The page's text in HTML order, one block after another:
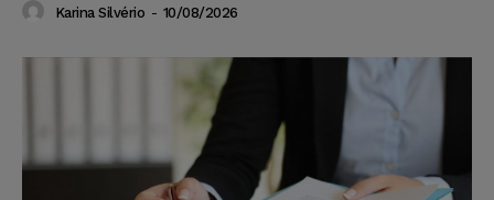
Karina Silvério - 10/08/2026